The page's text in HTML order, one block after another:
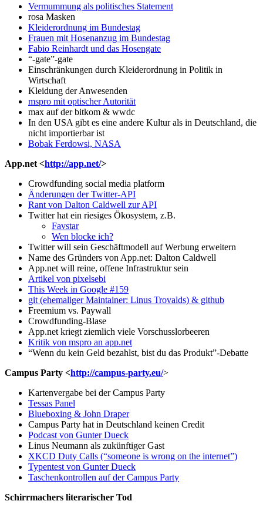
Vermummung als politisches Statement
rosa Masken
Kleiderordnung im Bundestag
Frauen mit Hosenanzug im Bundestag
Fabio Reinhardt und das Hosengate
“-gate”-gate
Einschränkungen durch Kleiderordnung in Politik in
Wirtschaft
Kleidung der Anwesenden
mspro mit optischer Autorität
max auf der bitkom & wwdc
In den USA gibt es eine andere Kultur als in Deutschland, die
nicht importierbar ist
Bobak Ferdowsi, NASA
App.net <http://app.net/>
Crowdfunding social media platform
Änderungen der Twitter-API
Rant von Dalton Caldwell zur API
Twitter hat ein riesiges Ökosystem, z.B.
Favstar
Wen blocke ich?
Twitter will sein Geschäftmodell auf Werbung erweitern
Name des Gründers von App.net: Dalton Caldwell
App.net will reine, offene Infrastruktur sein
Artikel von pixelsebi
This Week in Google #159
git (ehemaliger Maintainer: Linus Trovalds) & github
Freemium vs. Paywall
Crowdfunding-Blase
App.net kriegt ziemlich viele Vorschusslorbeeren
Kritik von mspro an app.net
“Wenn du kein Geld bezahlst, bist du das Produkt”-Debatte
Campus Party <http://campus-party.eu/>
Kartenvergabe bei der Campus Party
Tessas Panel
Blueboxing & John Draper
Campus Party hat in Deutschland keinen Credit
Podcast von Gunter Dueck
Linus Neumann als zukünftiger Gast
XKCD Duty Calls (“someone is wrong on the internet”)
Typentest von Gunter Dueck
Taschenkontrollen auf der Campus Party
Schirrmachers literarischer Tod